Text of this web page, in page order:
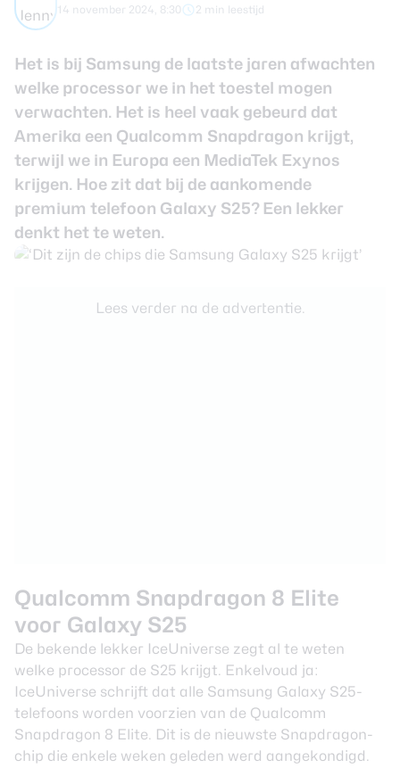
14 november 2024, 8:30 2 min leestijd
Het is bij Samsung de laatste jaren afwachten
welke processor we in het toestel mogen
verwachten. Het is heel vaak gebeurd dat
Amerika een Qualcomm Snapdragon krijgt,
terwijl we in Europa een MediaTek Exynos
krijgen. Hoe zit dat bij de aankomende
premium telefoon Galaxy S25? Een lekker
denkt het te weten.
Lees verder na de advertentie.
Qualcomm Snapdragon 8 Elite
voor Galaxy S25
De bekende lekker IceUniverse zegt al te weten
welke processor de S25 krijgt. Enkelvoud ja:
IceUniverse schrijft dat alle Samsung Galaxy S25-
telefoons worden voorzien van de Qualcomm
Snapdragon 8 Elite. Dit is de nieuwste Snapdragon-
chip die enkele weken geleden werd aangekondigd.
Login
Over ons